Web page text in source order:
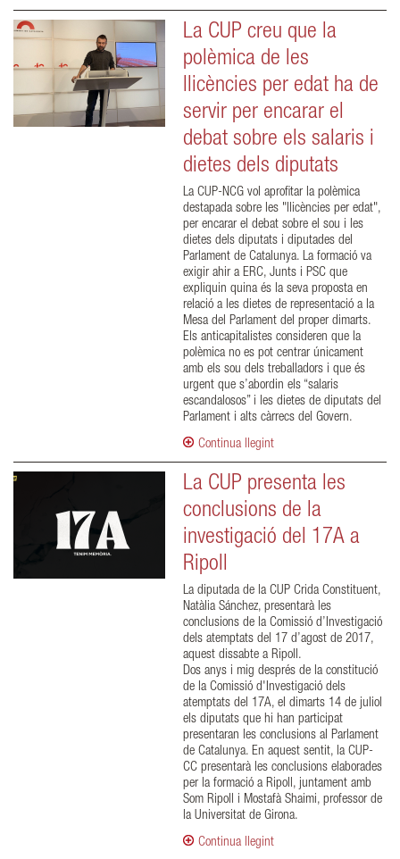
La CUP creu que la
polèmica de les
llicències per edat ha de
servir per encarar el
debat sobre els salaris i
dietes dels diputats
La CUP-NCG vol aprofitar la polèmica
destapada sobre les "llicències per edat",
per encarar el debat sobre el sou i les
dietes dels diputats i diputades del
Parlament de Catalunya. La formació va
exigir ahir a ERC, Junts i PSC que
expliquin quina és la seva proposta en
relació a les dietes de representació a la
Mesa del Parlament del proper dimarts.
Els anticapitalistes consideren que la
polèmica no es pot centrar únicament
amb els sou dels treballadors i que és
urgent que s’abordin els “salaris
escandalosos” i les dietes de diputats del
Parlament i alts càrrecs del Govern.
Continua llegint
La CUP presenta les
conclusions de la
investigació del 17A a
Ripoll
La diputada de la CUP Crida Constituent,
Natàlia Sánchez, presentarà les
conclusions de la Comissió d’Investigació
dels atemptats del 17 d’agost de 2017,
aquest dissabte a Ripoll.
Dos anys i mig després de la constitució
de la Comissió d'Investigació dels
atemptats del 17A, el dimarts 14 de juliol
els diputats que hi han participat
presentaran les conclusions al Parlament
de Catalunya. En aquest sentit, la CUP-
CC presentarà les conclusions elaborades
per la formació a Ripoll, juntament amb
Som Ripoll i Mostafà Shaimi, professor de
la Universitat de Girona.
Continua llegint